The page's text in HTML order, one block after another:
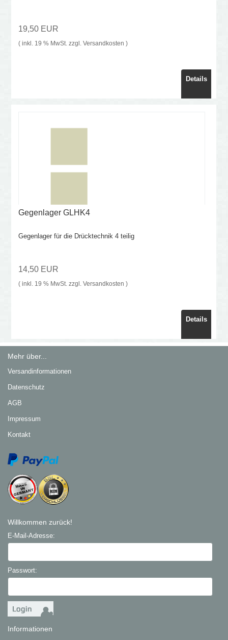
19,50 EUR
( inkl. 19 % MwSt. zzgl. Versandkosten )
Details
Gegenlager GLHK4
Gegenlager für die Drücktechnik 4 teilig
14,50 EUR
( inkl. 19 % MwSt. zzgl. Versandkosten )
Details
Mehr über...
Versandinformationen
Datenschutz
AGB
Impressum
Kontakt
Willkommen zurück!
E-Mail-Adresse:
Passwort:
Informationen